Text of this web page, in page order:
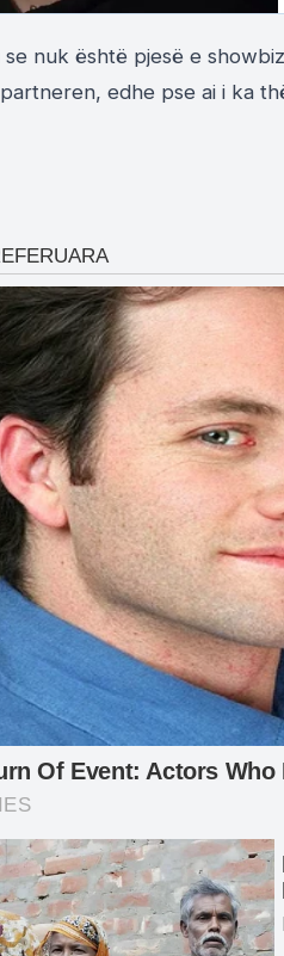
nuk është pjesë e
edhe pse ai i ka